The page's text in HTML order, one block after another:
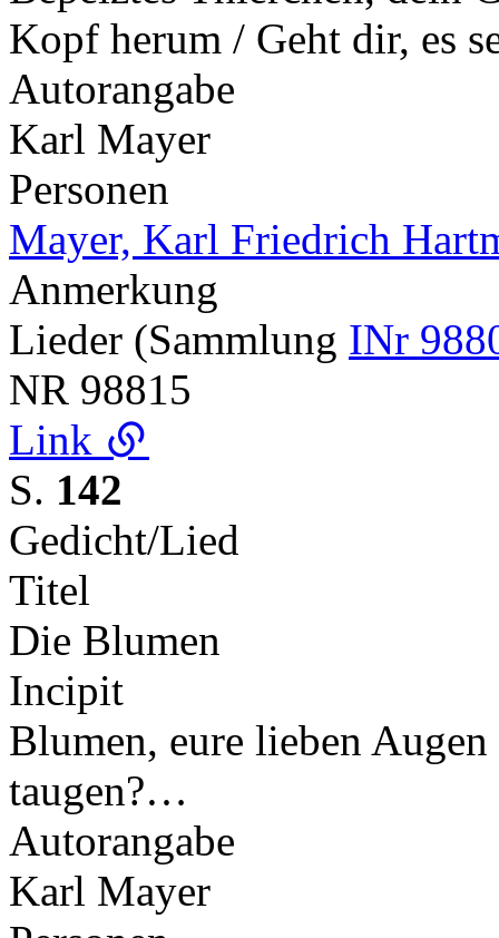
Kopf herum / Geht dir, es
Autorangabe
Karl Mayer
Personen
Mayer, Karl Friedrich
Anmerkung
Lieder (Sammlung INr
NR 98815
Link
S. 142
Gedicht/Lied
Titel
Die Blumen
Incipit
Blumen, eure lieben
taugen?…
Autorangabe
Karl Mayer